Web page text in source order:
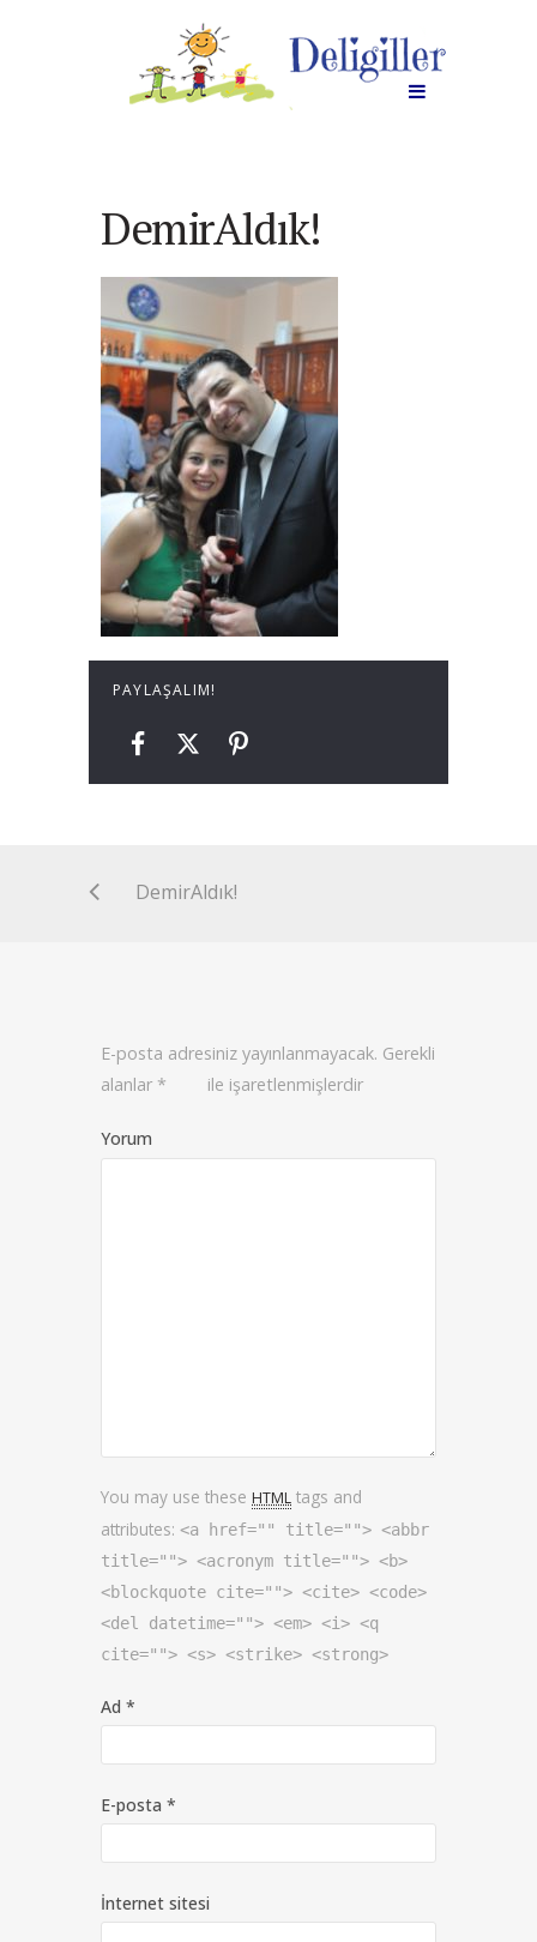
DemirAldık!
PAYLAŞALIM!
DemirAldık!
E-posta adresiniz yayınlanmayacak. Gerekli
alanlar * ile işaretlenmişlerdir
Yorum
You may use these HTML tags and
attributes: <a href="" title=""> <abbr
title=""> <acronym title=""> <b>
<blockquote cite=""> <cite> <code>
<del datetime=""> <em> <i> <q
cite=""> <s> <strike> <strong>
Ad *
E-posta *
İnternet sitesi